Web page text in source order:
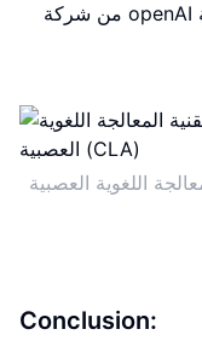
اللغوية العصبية
Conclusion: